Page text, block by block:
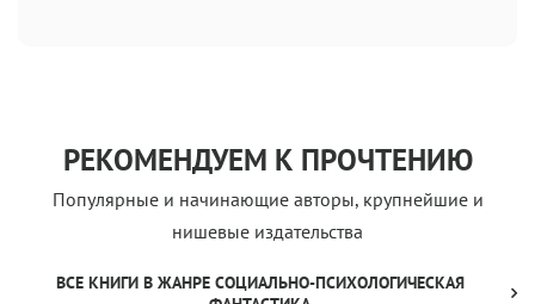
РЕКОМЕНДУЕМ К ПРОЧТЕНИЮ
Популярные и начинающие авторы, крупнейшие и
нишевые издательства
ВСЕ КНИГИ В ЖАНРЕ СОЦИАЛЬНО-ПСИХОЛОГИЧЕСКАЯ